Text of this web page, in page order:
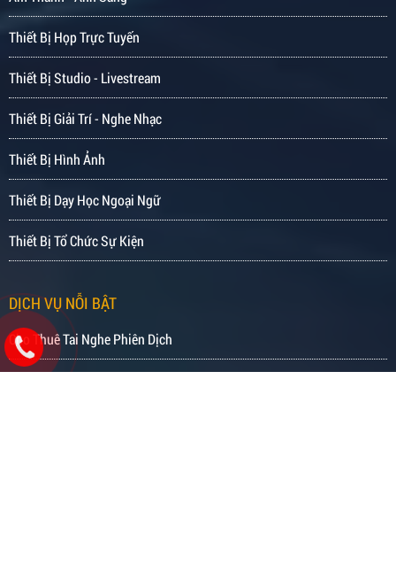
Thiết Bị Họp Trực Tuyến
Thiết Bị Studio - Livestream
Thiết Bị Giải Trí - Nghe Nhạc
Thiết Bị Hình Ảnh
Thiết Bị Dạy Học Ngoại Ngữ
Thiết Bị Tổ Chức Sự Kiện
DỊCH VỤ NỖI BẬT
Cho Thuê Tai Nghe Phiên Dịch